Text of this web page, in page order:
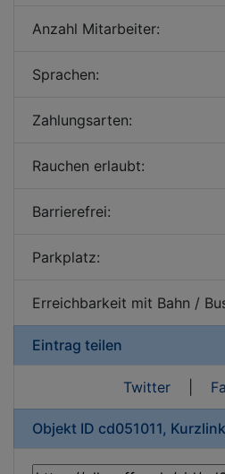
Anzahl Mitarbeiter:
Sprachen:
Zahlungsarten:
Rauchen erlaubt:
Barrierefrei:
Parkplatz:
Erreichbarkeit mit Bahn /
Eintrag teilen
Twitter|
Objekt ID cd051011,